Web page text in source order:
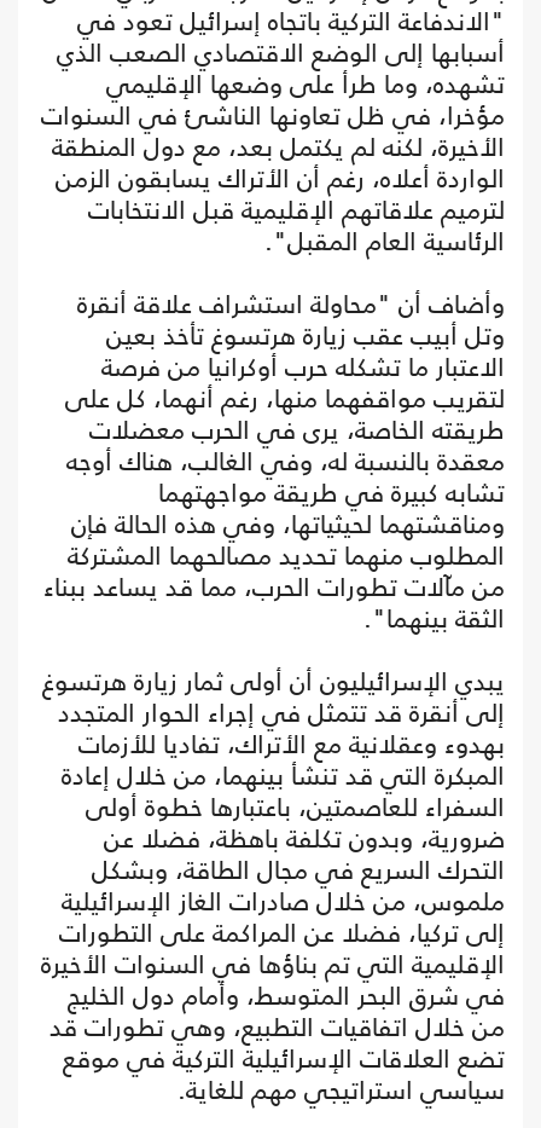
"الاندفاعة التركية باتجاه إسرائيل تعود في
أسبابها إلى الوضع الاقتصادي الصعب الذي
تشهده، وما طرأ على وضعها الإقليمي
مؤخرا، في ظل تعاونها الناشئ في السنوات
الأخيرة، لكنه لم يكتمل بعد، مع دول المنطقة
الواردة أعلاه، رغم أن الأتراك يسابقون الزمن
لترميم علاقاتهم الإقليمية قبل الانتخابات
الرئاسية العام المقبل".
وأضاف أن "محاولة استشراف علاقة أنقرة
وتل أبيب عقب زيارة هرتسوغ تأخذ بعين
الاعتبار ما تشكله حرب أوكرانيا من فرصة
لتقريب مواقفهما منها، رغم أنهما، كل على
طريقته الخاصة، يرى في الحرب معضلات
معقدة بالنسبة له، وفي الغالب، هناك أوجه
تشابه كبيرة في طريقة مواجهتهما
ومناقشتهما لحيثياتها، وفي هذه الحالة فإن
المطلوب منهما تحديد مصالحهما المشتركة
من مآلات تطورات الحرب، مما قد يساعد ببناء
الثقة بينهما".
يبدي الإسرائيليون أن أولى ثمار زيارة هرتسوغ
إلى أنقرة قد تتمثل في إجراء الحوار المتجدد
بهدوء وعقلانية مع الأتراك، تفاديا للأزمات
المبكرة التي قد تنشأ بينهما، من خلال إعادة
السفراء للعاصمتين، باعتبارها خطوة أولى
ضرورية، وبدون تكلفة باهظة، فضلا عن
التحرك السريع في مجال الطاقة، وبشكل
ملموس، من خلال صادرات الغاز الإسرائيلية
إلى تركيا، فضلا عن المراكمة على التطورات
الإقليمية التي تم بناؤها في السنوات الأخيرة
في شرق البحر المتوسط، وأمام دول الخليج
من خلال اتفاقيات التطبيع، وهي تطورات قد
تضع العلاقات الإسرائيلية التركية في موقع
سياسي استراتيجي مهم للغاية.